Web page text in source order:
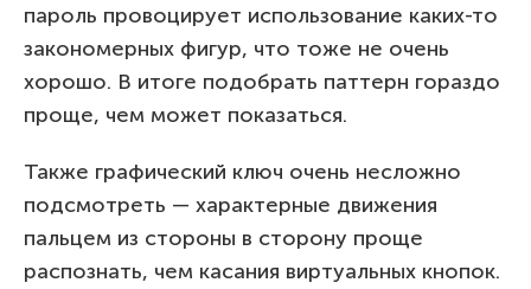
пароль провоцирует использование каких-то
закономерных фигур, что тоже не очень
хорошо. В итоге подобрать паттерн гораздо
проще, чем может показаться.
Также графический ключ очень несложно
подсмотреть — характерные движения
пальцем из стороны в сторону проще
распознать, чем касания виртуальных кнопок.